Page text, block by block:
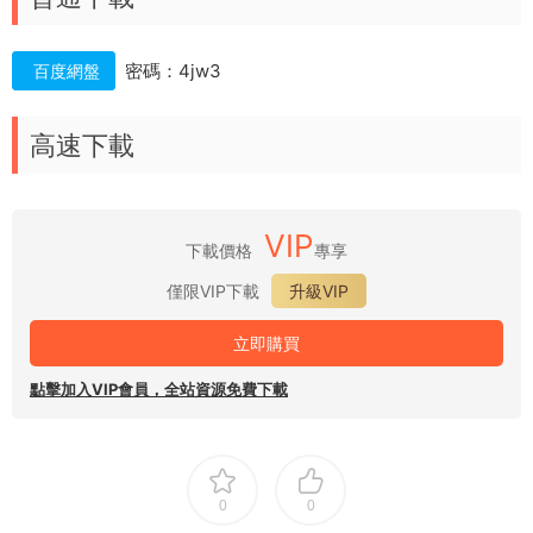
百度網盤 密碼：4jw3
高速下載
下載價格 VIP專享
僅限VIP下載
升級VIP
立即購買
點擊加入VIP會員，全站資源免費下載
0 0